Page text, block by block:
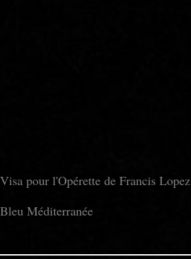
Visa pour l'Opérette de Francis Lopez
Bleu Méditerranée